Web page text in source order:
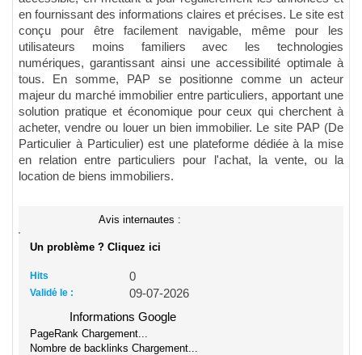
en fournissant des informations claires et précises. Le site est
conçu pour être facilement navigable, même pour les
utilisateurs moins familiers avec les technologies
numériques, garantissant ainsi une accessibilité optimale à
tous. En somme, PAP se positionne comme un acteur
majeur du marché immobilier entre particuliers, apportant une
solution pratique et économique pour ceux qui cherchent à
acheter, vendre ou louer un bien immobilier. Le site PAP (De
Particulier à Particulier) est une plateforme dédiée à la mise
en relation entre particuliers pour l'achat, la vente, ou la
location de biens immobiliers.
Avis internautes :
Un problème ? Cliquez ici
Hits 0
Validé le :
09-07-2026
Informations Google
PageRank Chargement...
Nombre de backlinks Chargement...